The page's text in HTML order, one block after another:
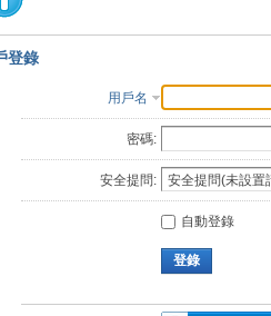
登錄
用戶名
密碼:
安全提問:
自動登錄
登錄